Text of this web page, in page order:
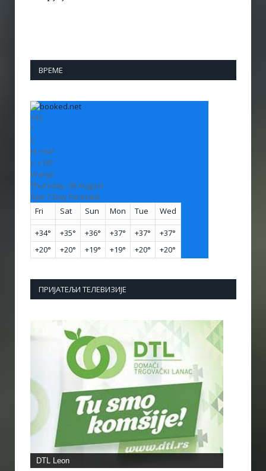
ВРЕМЕ
+33
°
C
H: +34°
L: +19°
Vranje
Thursday, 06 August
See 7-Day Forecast
Fri
Sat Sun Mon Tue Wed
+34° +35° +36° +37° +37° +37°
+20° +20° +19° +19° +20° +20°
ПРИЈАТЕЉИ ТЕЛЕВИЗИЈЕ